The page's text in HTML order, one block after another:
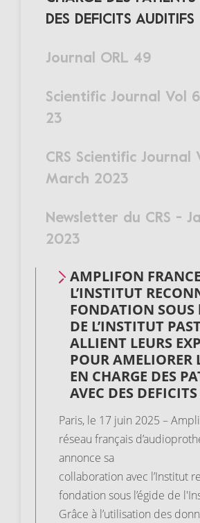
DES DEFICITS AUDITIFS
Journal ORL 49
Scientific Journal Vol
23
CRS Scientific Journal
March 2023
Newsletter du CRS -
2023
AMPLIFON
L’INSTITUT
FONDATION SOUS
DE L’INSTITUT
ALLIENT LEURS
POUR AMELIORER
EN CHARGE DES
AVEC DES
Paris, le 17 juin 2025 –
réseau français
annonce sa
collaboration avec l’Institut
fondation sous l’égide de
Grâce à l’utilisation des